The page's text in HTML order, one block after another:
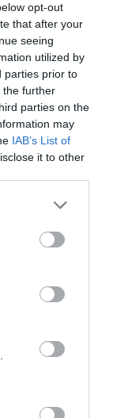
opt-out
that after your
seeing
utilized by
parties prior to
the further
parties on the
may
IAB’s List of
it to other
της
ροζ
φορά προς
κύκλο του
στο
με λίγο
με ένα